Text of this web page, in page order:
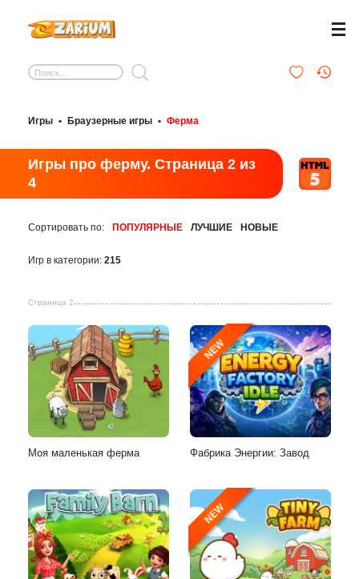
Игры • Браузерные игры • Ферма
Игры про ферму. Страница 2 из
4
Сортировать по: ПОПУЛЯРНЫЕ ЛУЧШИЕ НОВЫЕ
Игр в категории: 215
Страница 2
Моя маленькая ферма
NEW
Фабрика Энергии: Завод
NEW